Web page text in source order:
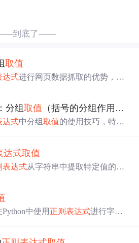
到底了——
取值
达式进行网页数据抓取的优势，并
：分组取值 （括号的分组作用和反斜杠1的
达式中分组取值的使用技巧，特别
限制。
达式取值
表达式从字符串中提取特定值的两
中使用 正则表达式进行字符